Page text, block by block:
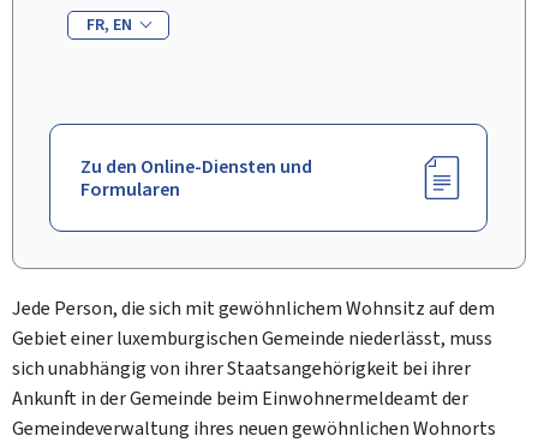
FR EN
Zu den Online-Diensten und
Formularen
Jede Person, die sich mit gewöhnlichem Wohnsitz auf dem
Gebiet einer luxemburgischen Gemeinde niederlässt, muss
sich unabhängig von ihrer Staatsangehörigkeit bei ihrer
Ankunft in der Gemeinde beim Einwohnermeldeamt der
Gemeindeverwaltung ihres neuen gewöhnlichen Wohnorts